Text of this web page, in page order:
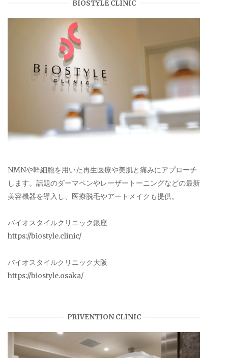
BIOSTYLE CLINIC
NMNや幹細胞を用いた再生医療や美肌と痛みにアプローチ
します。話題のダーマペンやレーザートーニングなどの最新
美容機器を導入し、医療脱毛やアートメイクも提供。
バイオスタイルクリニック銀座
https://biostyle.clinic/
バイオスタイルクリニック大阪
https://biostyle.osaka/
PRIVENTION CLINIC